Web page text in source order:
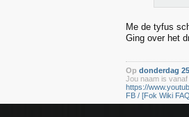
Me de tyfus
Ging over het
Op donderdag
Jou naam is vanaf
https://
FB / [Fok Wiki